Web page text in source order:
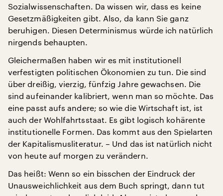
Sozialwissenschaften. Da wissen wir, dass es keine
Gesetzmäßigkeiten gibt. Also, da kann Sie ganz
beruhigen. Diesen Determinismus würde ich natürlich
nirgends behaupten.
Gleichermaßen haben wir es mit institutionell
verfestigten politischen Ökonomien zu tun. Die sind
über dreißig, vierzig, fünfzig Jahre gewachsen. Die
sind aufeinander kalibriert, wenn man so möchte. Das
eine passt aufs andere; so wie die Wirtschaft ist, ist
auch der Wohlfahrtsstaat. Es gibt logisch kohärente
institutionelle Formen. Das kommt aus den Spielarten
der Kapitalismusliteratur. – Und das ist natürlich nicht
von heute auf morgen zu verändern.
Das heißt: Wenn so ein bisschen der Eindruck der
Unausweichlichkeit aus dem Buch springt, dann tut